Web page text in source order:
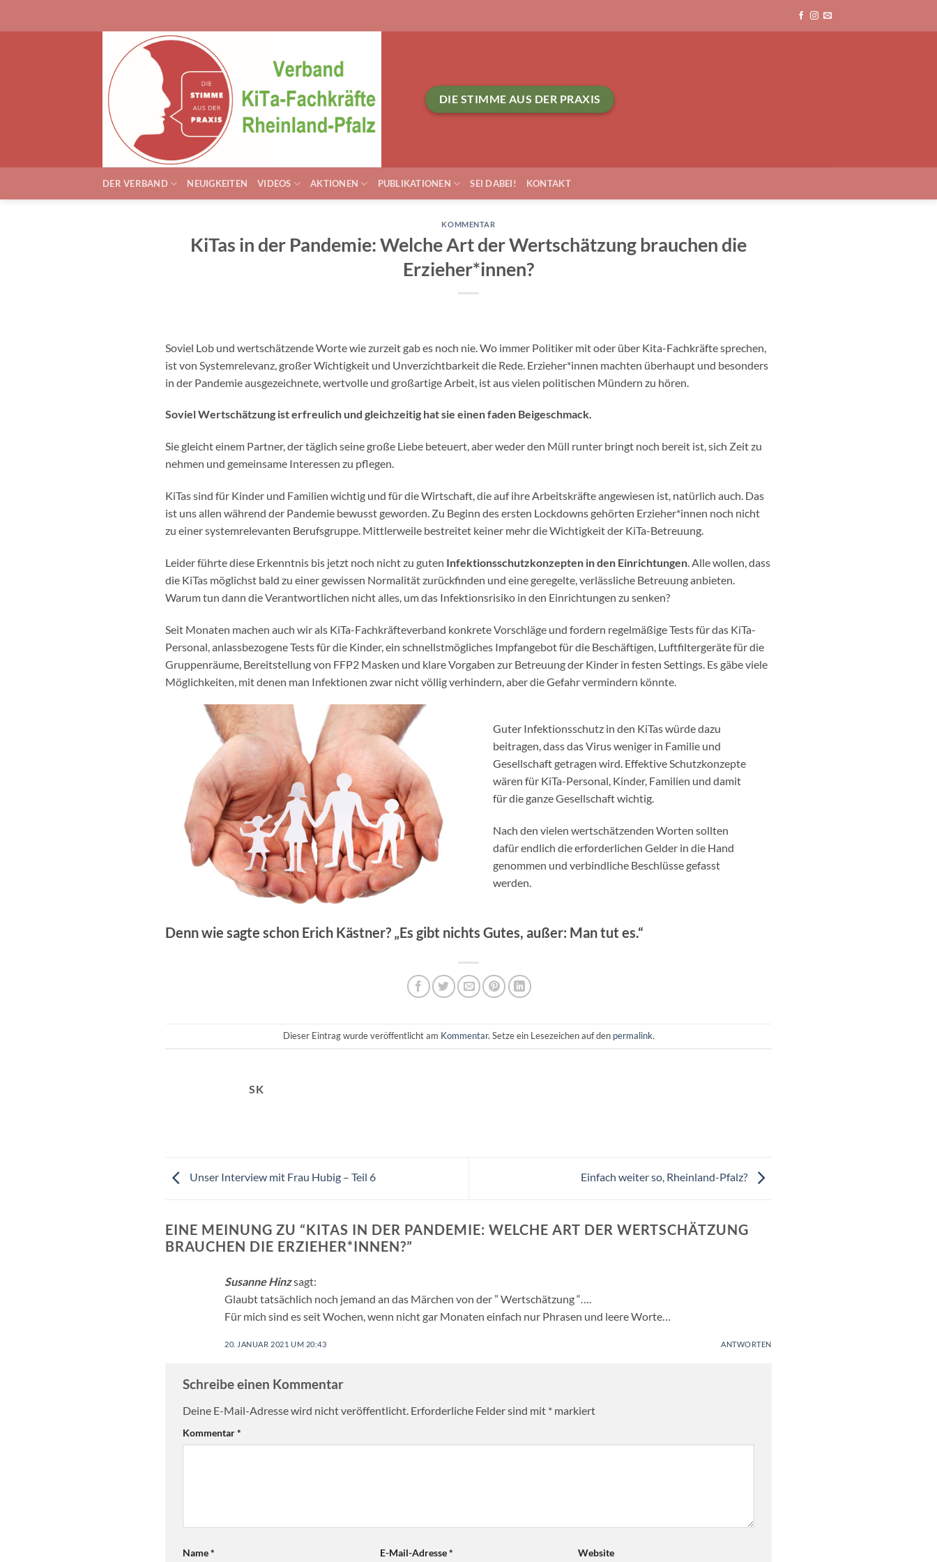
DIE STIMME AUS DER PRAXIS
DER VERBAND NEUIGKEITEN VIDEOS AKTIONEN PUBLIKATIONEN SEI DABEI! KONTAKT
KOMMENTAR
KiTas in der Pandemie: Welche Art der Wertschätzung brauchen die
Erzieher*innen?
Soviel Lob und wertschätzende Worte wie zurzeit gab es noch nie. Wo immer Politiker mit oder über Kita-Fachkräfte sprechen,
ist von Systemrelevanz, großer Wichtigkeit und Unverzichtbarkeit die Rede. Erzieher*innen machten überhaupt und besonders
in der Pandemie ausgezeichnete, wertvolle und großartige Arbeit, ist aus vielen politischen Mündern zu hören.
Soviel Wertschätzung ist erfreulich und gleichzeitig hat sie einen faden Beigeschmack.
Sie gleicht einem Partner, der täglich seine große Liebe beteuert, aber weder den Müll runter bringt noch bereit ist, sich Zeit zu
nehmen und gemeinsame Interessen zu pflegen.
KiTas sind für Kinder und Familien wichtig und für die Wirtschaft, die auf ihre Arbeitskräfte angewiesen ist, natürlich auch. Das
ist uns allen während der Pandemie bewusst geworden. Zu Beginn des ersten Lockdowns gehörten Erzieher*innen noch nicht
zu einer systemrelevanten Berufsgruppe. Mittlerweile bestreitet keiner mehr die Wichtigkeit der KiTa-Betreuung.
Leider führte diese Erkenntnis bis jetzt noch nicht zu guten Infektionsschutzkonzepten in den Einrichtungen . Alle wollen, dass
die KiTas möglichst bald zu einer gewissen Normalität zurückfinden und eine geregelte, verlässliche Betreuung anbieten.
Warum tun dann die Verantwortlichen nicht alles, um das Infektionsrisiko in den Einrichtungen zu senken?
Seit Monaten machen auch wir als KiTa-Fachkräfteverband konkrete Vorschläge und fordern regelmäßige Tests für das KiTa-
Personal, anlassbezogene Tests für die Kinder, ein schnellstmögliches Impfangebot für die Beschäftigen, Luftfiltergeräte für die
Gruppenräume, Bereitstellung von FFP2 Masken und klare Vorgaben zur Betreuung der Kinder in festen Settings. Es gäbe viele
Möglichkeiten, mit denen man Infektionen zwar nicht völlig verhindern, aber die Gefahr vermindern könnte.
Guter Infektionsschutz in den KiTas würde dazu
beitragen, dass das Virus weniger in Familie und
Gesellschaft getragen wird. Effektive Schutzkonzepte
wären für KiTa-Personal, Kinder, Familien und damit
für die ganze Gesellschaft wichtig.
Nach den vielen wertschätzenden Worten sollten
dafür endlich die erforderlichen Gelder in die Hand
genommen und verbindliche Beschlüsse gefasst
werden.
Denn wie sagte schon Erich Kästner? „Es gibt nichts Gutes, außer: Man tut es.“
Dieser Eintrag wurde veröffentlicht am Kommentar. Setze ein Lesezeichen auf den permalink.
SK
Unser Interview mit Frau Hubig – Teil 6 Einfach weiter so, Rheinland-Pfalz?
EINE MEINUNG ZU “KITAS IN DER PANDEMIE: WELCHE ART DER WERTSCHÄTZUNG
BRAUCHEN DIE ERZIEHER*INNEN?”
Susanne Hinzsagt:
Glaubt tatsächlich noch jemand an das Märchen von der ” Wertschätzung “….
Für mich sind es seit Wochen, wenn nicht gar Monaten einfach nur Phrasen und leere Worte…
20. JANUAR 2021 UM 20:43 ANTWORTEN
Schreibe einen Kommentar
Deine E-Mail-Adresse wird nicht veröffentlicht. Erforderliche Felder sind mit * markiert
Kommentar*
Name* E-Mail-Adresse* Website